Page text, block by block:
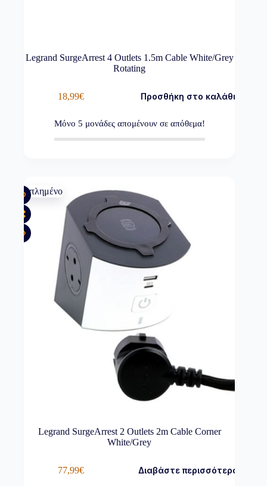
Legrand SurgeArrest 4 Outlets 1.5m Cable White/Grey
Rotating
18,99€ Προσθήκη στο καλάθι
Μόνο 5 μονάδες απομένουν σε απόθεμα!
Εξαντλημένο
Legrand SurgeArrest 2 Outlets 2m Cable Corner
White/Grey
77,99€ Διαβάστε περισσότερα